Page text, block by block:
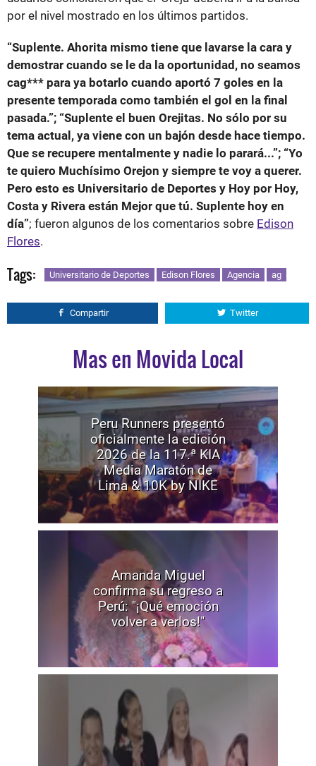
por el nivel mostrado en los últimos partidos.
“Suplente. Ahorita mismo tiene que lavarse la cara y
demostrar cuando se le da la oportunidad, no seamos
cag*** para ya botarlo cuando aportó 7 goles en la
presente temporada como también el gol en la final
pasada.”; “Suplente el buen Orejitas. No sólo por su
tema actual, ya viene con un bajón desde hace tiempo.
Que se recupere mentalmente y nadie lo parará...”; “Yo
te quiero Muchísimo Orejon y siempre te voy a querer.
Pero esto es Universitario de Deportes y Hoy por Hoy,
Costa y Rivera están Mejor que tú. Suplente hoy en
día”; fueron algunos de los comentarios sobre Edison
Flores.
Tags: Universitario de Deportes Edison Flores Agencia ag
Compartir Twitter
Mas en Movida Local
Peru Runners presentó
oficialmente la edición
2026 de la 117.ª KIA
Media Maratón de
Lima & 10K by NIKE
Amanda Miguel
confirma su regreso a
Perú: "¡Qué emoción
volver a verlos!"